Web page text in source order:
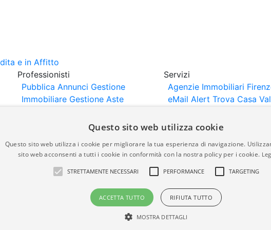
Professionisti
Pubblica Annunci Gestione
Immobiliare Gestione Aste
Importazione
Servizi
Agenzie Immobiliari
eMail Alert Trova Casa
immobiliare-italia.it vengono pubblicati da agenzie immobiliari e
della veridicità, della correttezza, della completezza, della
Questo sito web utilizza cookie
Questo sito web utilizza i cookie per migliorare la tua esperienza di navigazione.
sito web acconsenti a tutti i cookie in conformità con la nostra policy per i cookie.
STRETTAMENTE NECESSARI PERFORMANCE TARGETING
ACCETTA TUTTO RIFIUTA TUTTO
MOSTRA DETTAGLI